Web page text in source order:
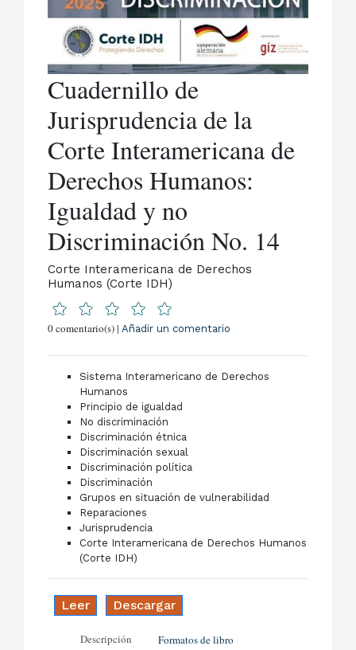
Cuadernillo de
Jurisprudencia de la
Corte Interamericana de
Derechos Humanos:
Igualdad y no
Discriminación No. 14
Corte Interamericana de Derechos
Humanos (Corte IDH)
0 comentario(s) |Añadir un comentario
Sistema Interamericano de Derechos
Humanos
Principio de igualdad
No discriminación
Discriminación étnica
Discriminación sexual
Discriminación política
Discriminación
Grupos en situación de vulnerabilidad
Reparaciones
Jurisprudencia
Corte Interamericana de Derechos Humanos
(Corte IDH)
Leer Descargar
Descripción Formatos de libro